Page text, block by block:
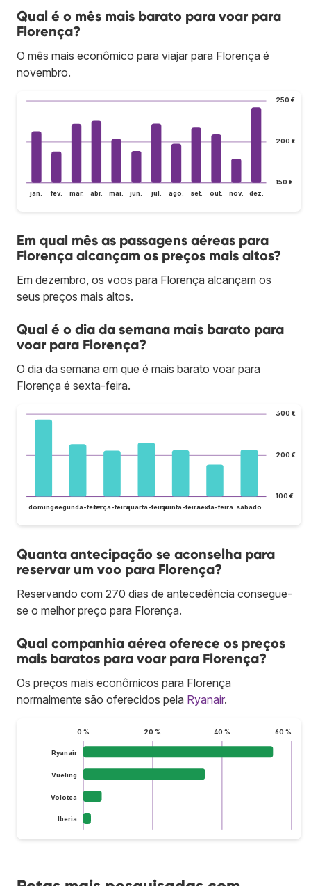
Qual é o mês mais barato para voar para
Florença?
O mês mais econômico para viajar para Florença é
novembro.
150 €
200 €
250 €
jan. fev. mar. abr. mai. jun. jul. ago. set. out. nov. dez.
Em qual mês as passagens aéreas para
Florença alcançam os preços mais altos?
Em dezembro, os voos para Florença alcançam os
seus preços mais altos.
Qual é o dia da semana mais barato para
voar para Florença?
O dia da semana em que é mais barato voar para
Florença é sexta-feira.
100 €
200 €
300 €
domingosegunda-feiraterça-feiraquarta-feiraquinta-feirasexta-feira sábado
Quanta antecipação se aconselha para
reservar um voo para Florença?
Reservando com 270 dias de antecedência consegue-
se o melhor preço para Florença.
Qual companhia aérea oferece os preços
mais baratos para voar para Florença?
Os preços mais econômicos para Florença
normalmente são oferecidos pela Ryanair.
0 % 20 % 40 % 60 %
Ryanair
Vueling
Volotea
Iberia